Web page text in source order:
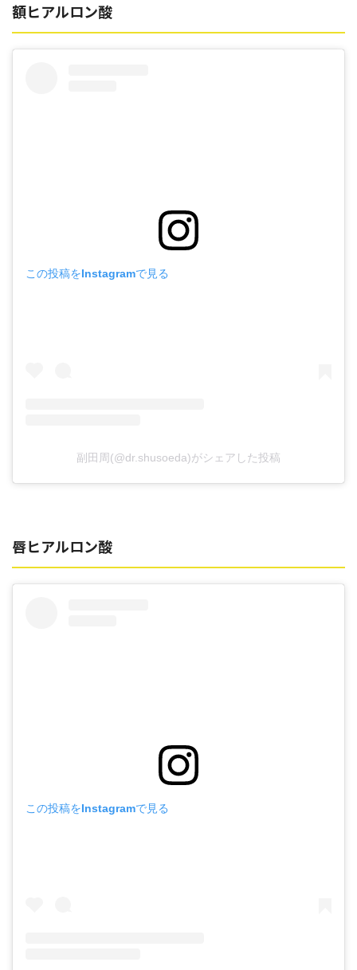
額ヒアルロン酸
この投稿をInstagramで見る
副田周(@dr.shusoeda)がシェアした投稿
唇ヒアルロン酸
この投稿をInstagramで見る